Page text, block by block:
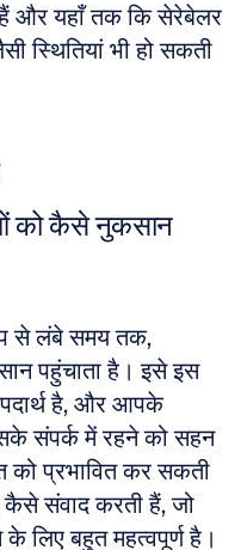
हैं और यहाँ तक कि सेरेबेलर
स्थितियां भी हो सकती
को कैसे नुकसान
से लंबे समय तक,
पहुंचाता है। इसे इस
है, और आपके
संपर्क में रहने को सहन
को प्रभावित कर सकती
संवाद करती हैं, जो